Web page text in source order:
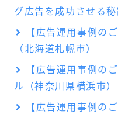
グ広告を成功させる
【広告運用事例の
（北海道札幌市）
【広告運用事例の
ル（神奈川県横浜市）
【広告運用事例の